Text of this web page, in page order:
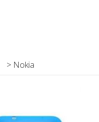
> Nokia